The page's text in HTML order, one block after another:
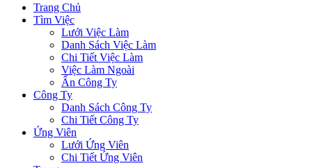
Trang Chủ
Tìm Việc
Lưới Việc Làm
Danh Sách Việc Làm
Chi Tiết Việc Làm
Việc Làm Ngoài
Ẩn Công Ty
Công Ty
Danh Sách Công Ty
Chi Tiết Công Ty
Ứng Viên
Lưới Ứng Viên
Chi Tiết Ứng Viên